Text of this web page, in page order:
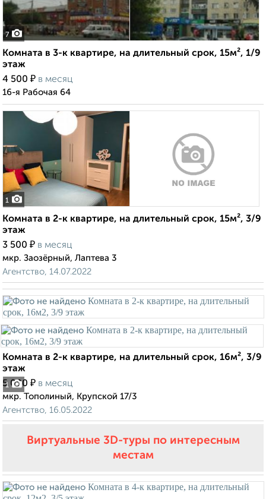
7
Комната в 3-к квартире, на длительный срок, 15м², 1/9
этаж
4 500 ₽ в месяц
16-я Рабочая 64
1
Комната в 2-к квартире, на длительный срок, 15м², 3/9
этаж
3 500 ₽ в месяц
мкр. Заозёрный, Лаптева 3
Агентство, 14.07.2022
1
Комната в 2-к квартире, на длительный срок, 16м², 3/9
этаж
5 000 ₽ в месяц
мкр. Тополиный, Крупской 17/3
Агентство, 16.05.2022
Виртуальные 3D-туры по интересным
местам